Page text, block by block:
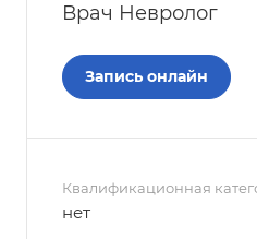
Врач Невролог
Запись онлайн
Квалификационная
нет